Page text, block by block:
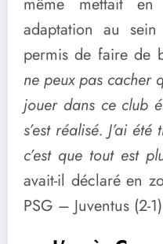
adaptation au
permis de faire de
ne peux pas cacher
jouer dans ce club
s’est réalisé. J’ai
c’est que tout est
avait-il déclaré en
PSG – Juventus (2-